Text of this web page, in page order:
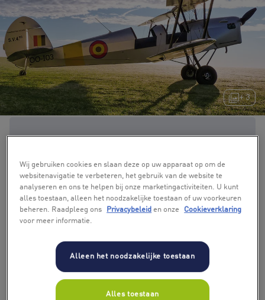
+ 3
Wij gebruiken cookies en slaan deze op uw apparaat op om de
websitenavigatie te verbeteren, het gebruik van de website te
analyseren en ons te helpen bij onze marketingactiviteiten. U kunt
alles toestaan, alleen het noodzakelijke toestaan of uw voorkeuren
beheren. Raadpleeg ons
Privacybeleid en onze
Cookieverklaring
voor meer informatie.
Alleen het noodzakelijke toestaan
Alles toestaan